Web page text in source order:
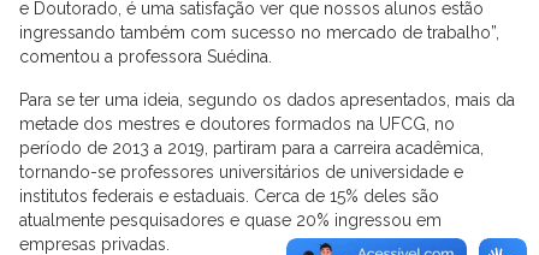
e Doutorado, é uma satisfação ver que nossos alunos estão
ingressando também com sucesso no mercado de trabalho”,
comentou a professora Suédina.
Para se ter uma ideia, segundo os dados apresentados, mais da
metade dos mestres e doutores formados na UFCG, no
período de 2013 a 2019, partiram para a carreira acadêmica,
tornando-se professores universitários de universidade e
institutos federais e estaduais. Cerca de 15% deles são
atualmente pesquisadores e quase 20% ingressou em
empresas privadas.